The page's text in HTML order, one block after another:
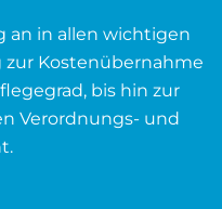
an in allen wichtigen
zur Kostenübernahme
bis hin zur
Verordnungs- und